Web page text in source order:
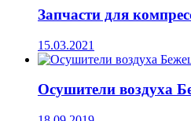
Запчасти для
15.03.2021
Осушители воздуха